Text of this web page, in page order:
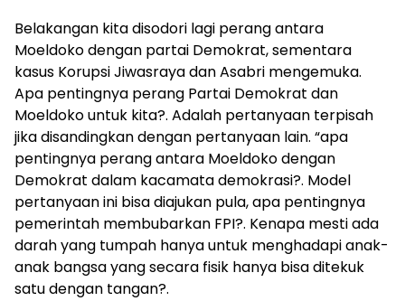
Belakangan kita disodori lagi perang antara
Moeldoko dengan partai Demokrat, sementara
kasus Korupsi Jiwasraya dan Asabri mengemuka.
Apa pentingnya perang Partai Demokrat dan
Moeldoko untuk kita?. Adalah pertanyaan terpisah
jika disandingkan dengan pertanyaan lain. “apa
pentingnya perang antara Moeldoko dengan
Demokrat dalam kacamata demokrasi?. Model
pertanyaan ini bisa diajukan pula, apa pentingnya
pemerintah membubarkan FPI?. Kenapa mesti ada
darah yang tumpah hanya untuk menghadapi anak-
anak bangsa yang secara fisik hanya bisa ditekuk
satu dengan tangan?.